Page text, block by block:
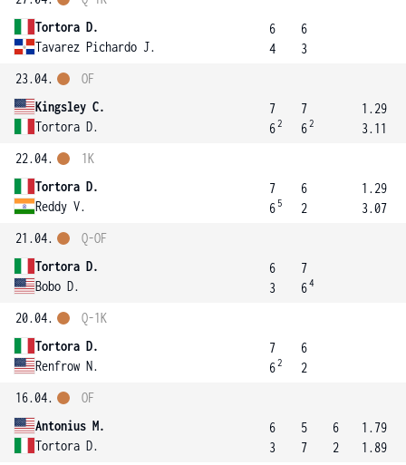
Tortora D.
Tavarez Pichardo J.
6
4
6
3
23.04.
Kingsley C.
Tortora D.
OF
7
62
7
62
1.29
3.11
22.04.
Tortora D.
Reddy V.
1K
7
6 5
6
2
1.29
3.07
21.04.
Tortora D.
Bobo D.
Q-OF
6
3
7
64
20.04.
Tortora D.
Renfrow N.
Q-1K
7
62
6
2
16.04.
Antonius M.
Tortora D.
OF
6
3
5
7
6
2
1.79
1.89